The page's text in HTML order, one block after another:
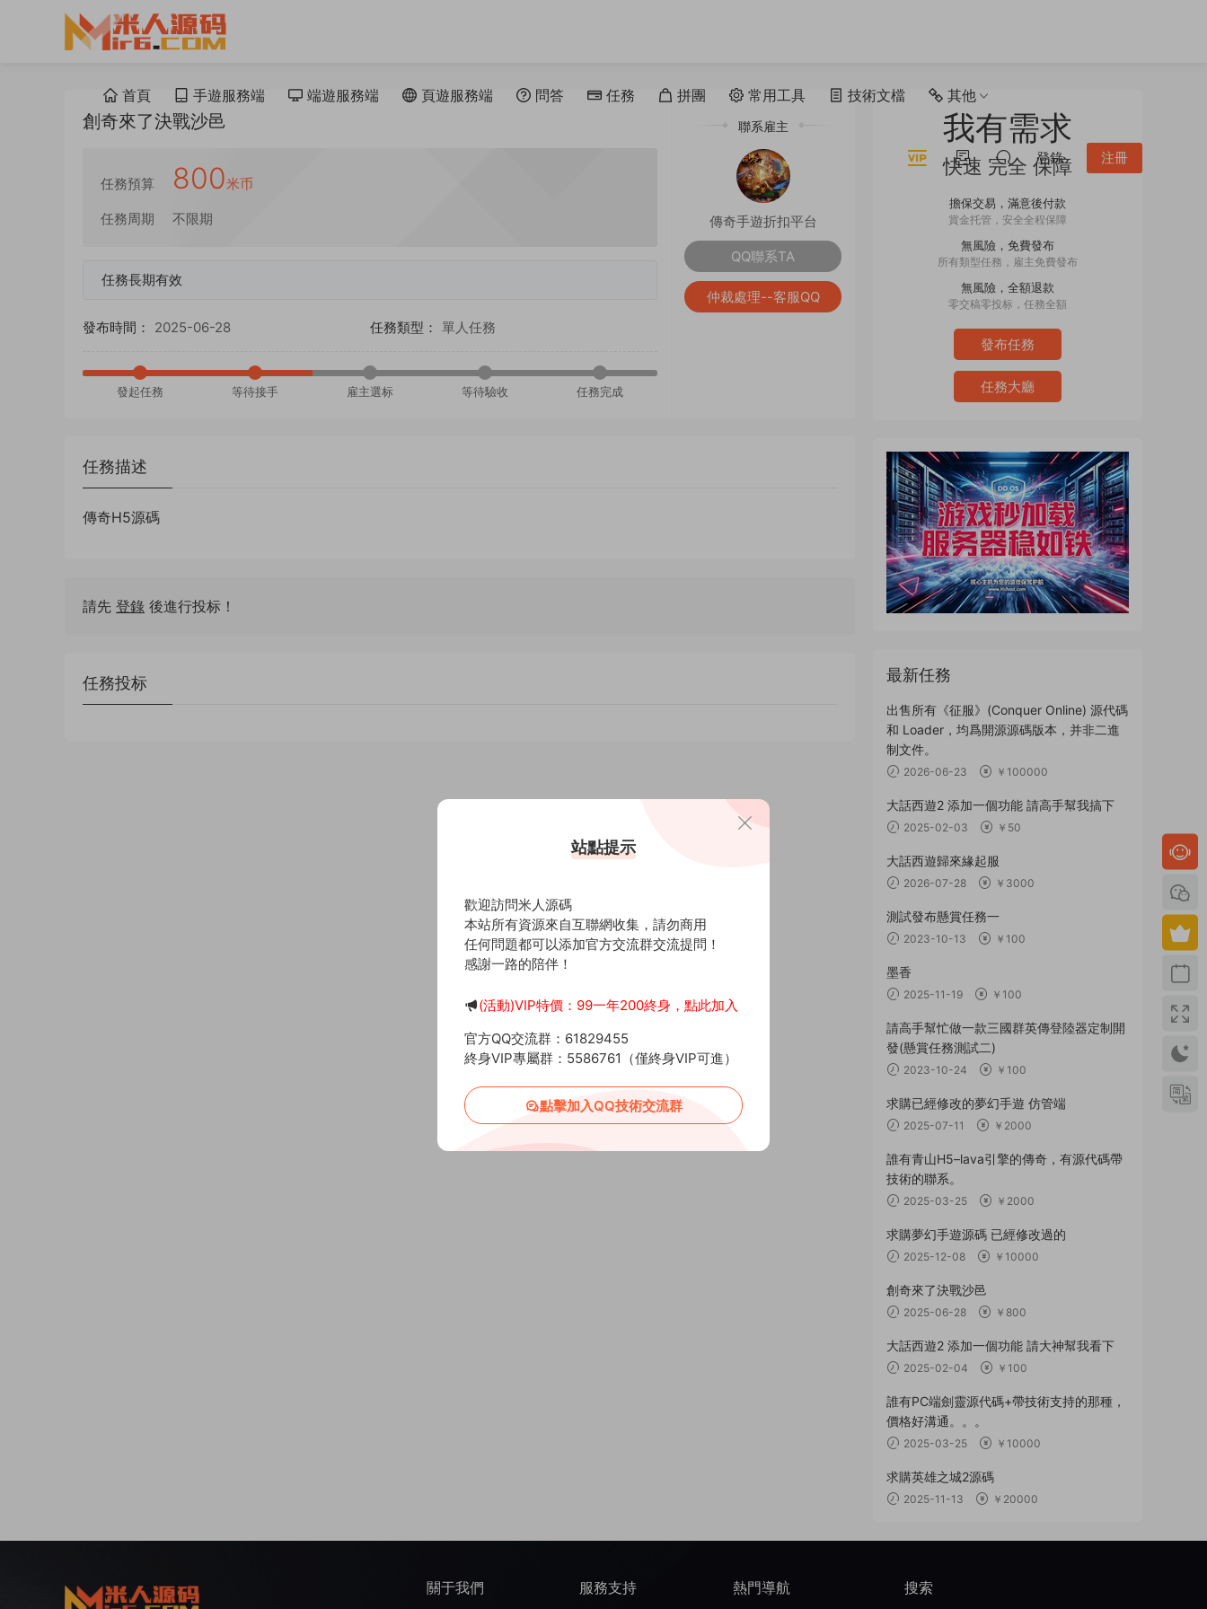
首頁 手遊服務端 端遊服務端 頁遊服務端 問答 任務 拼團 常用工具 技術文檔 其他
登錄 注冊
創奇來了決戰沙邑
任務預算 800米币
任務周期 不限期
任務長期有效
發布時間： 2025-06-28 任務類型： 單人任務
發起任務 等待接手 雇主選标 等待驗收 任務完成
聯系雇主
傳奇手遊折扣平台
QQ聯系TA
仲裁處理--客服QQ
任務描述
傳奇H5源碼
請先 登錄 後進行投标！
任務投标
我有需求
快速 完全 保障
擔保交易，滿意後付款
賞金托管，安全全程保障
無風險，免費發布
所有類型任務，雇主免費發布
無風險，全額退款
零交稿零投标，任務全額
發布任務
任務大廳
最新任務
出售所有《征服》(Conquer Online) 源代碼
和 Loader，均爲開源源碼版本，并非二進
制文件。
2026-06-23 ￥100000
大話西遊2 添加一個功能 請高手幫我搞下
2025-02-03 ￥50
大話西遊歸來緣起服
2026-07-28 ￥3000
測試發布懸賞任務一
2023-10-13 ￥100
墨香
2025-11-19 ￥100
請高手幫忙做一款三國群英傳登陸器定制開
發(懸賞任務測試二)
2023-10-24 ￥100
求購已經修改的夢幻手遊 仿管端
2025-07-11 ￥2000
誰有青山H5–lava引擎的傳奇，有源代碼帶
技術的聯系。
2025-03-25 ￥2000
求購夢幻手遊源碼 已經修改過的
2025-12-08 ￥10000
創奇來了決戰沙邑
2025-06-28 ￥800
大話西遊2 添加一個功能 請大神幫我看下
2025-02-04 ￥100
誰有PC端劍靈源代碼+帶技術支持的那種，
價格好溝通。。。
2025-03-25 ￥10000
求購英雄之城2源碼
2025-11-13 ￥20000
關于我們 服務支持 熱門導航 搜索
站點提示
歡迎訪問米人源碼
本站所有資源來自互聯網收集，請勿商用
任何問題都可以添加官方交流群交流提問！
感謝一路的陪伴！
(活動)VIP特價：99一年200終身，點此加入
官方QQ交流群：61829455
終身VIP專屬群：5586761（僅終身VIP可進）
點擊加入QQ技術交流群